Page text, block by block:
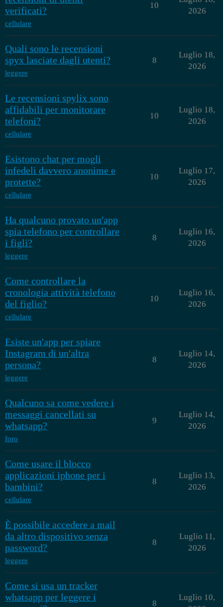
verificati?
cellulare
10
2026
Quali sono le recensioni
spyx lasciate dagli utenti?
leggere
8
Luglio 18,
2026
Le recensioni spylix sono
affidabili per monitorare
telefoni?
cellulare
10
Luglio 18,
2026
Esistono chat per mogli
infedeli davvero anonime e
protette?
cellulare
10
Luglio 17,
2026
Ha qualcuno provato un'app
spia telefono per controllare
i figli?
leggere
8
Luglio 16,
2026
Come controllare la
cronologia attività telefono
del figlio?
cellulare
10
Luglio 16,
2026
Esiste un'app per spiare
Instagram di un'altra
persona?
leggere
8
Luglio 14,
2026
Qualcuno sa come vedere i
messaggi cancellati su
whatsapp?
foro
9
Luglio 14,
2026
Come usare il blocco
applicazioni iphone per i
bambini?
cellulare
8
Luglio 13,
2026
È possibile accedere a mail
da altro dispositivo senza
password?
leggere
8
Luglio 11,
2026
Come si usa un tracker
whatsapp per leggere i
8
Luglio 10,